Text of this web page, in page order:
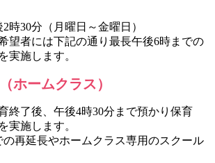
時30分（月曜日～金曜日）
望者には下記の通り最長午後6時までの
実施します。
ホームクラス）
終了後、午後4時30分まで預かり保育
実施します。
再延長やホームクラス専用のスクール